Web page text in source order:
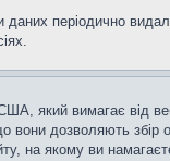
періодично
який вимагає від
дозволяють збір
на якому ви